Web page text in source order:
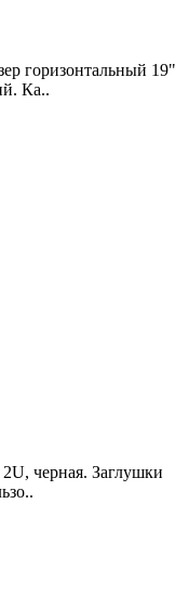
горизонтальный 19"
Ка..
черная. Заглушки